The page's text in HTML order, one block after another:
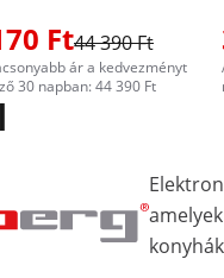
Ft44 390 Ft
ár a kedvezményt
30 napban: 44 390 Ft